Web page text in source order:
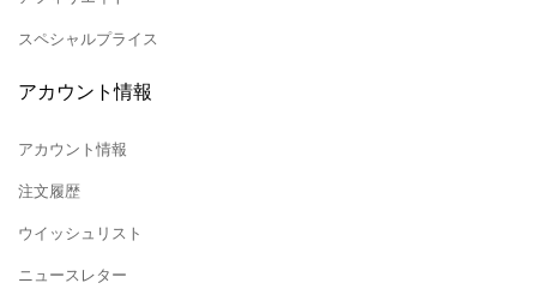
スペシャルプライス
アカウント情報
アカウント情報
注文履歴
ウイッシュリスト
ニュースレター